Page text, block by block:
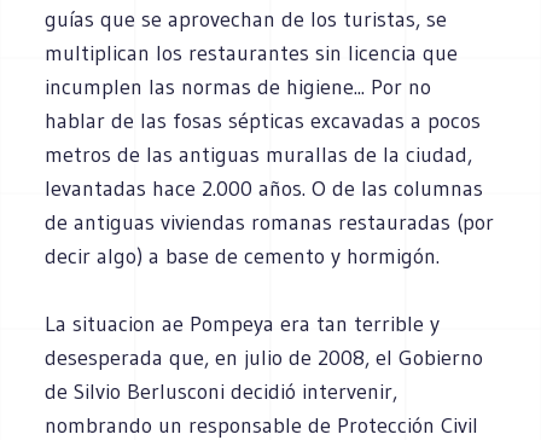
guías que se aprovechan de los turistas, se
multiplican los restaurantes sin licencia que
incumplen las normas de higiene... Por no
hablar de las fosas sépticas excavadas a pocos
metros de las antiguas murallas de la ciudad,
levantadas hace 2.000 años. O de las columnas
de antiguas viviendas romanas restauradas (por
decir algo) a base de cemento y hormigón.
La situacion ae Pompeya era tan terrible y
desesperada que, en julio de 2008, el Gobierno
de Silvio Berlusconi decidió intervenir,
nombrando un responsable de Protección Civil